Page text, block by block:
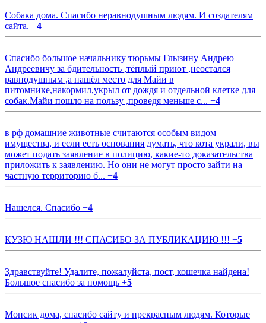
Собака дома. Спасибо неравнодушным людям. И создателям
сайта. +4
Спасибо большое начальнику тюрьмы Глызину Андрею
Андреевичу за бдительность ,тёплый приют ,неостался
равнодушным ,а нашёл место для Майи в
питомнике,накормил,укрыл от дождя и отдельной клетке для
собак.Майи пошло на пользу ,проведя меньше с... +4
в рф домашние животные считаются особым видом
имущества, и если есть основания думать, что кота украли, вы
может подать заявление в полицию, какие-то доказательства
приложить к заявлению. Но они не могут просто зайти на
частную территорию б... +4
Нашелся. Спасибо +4
КУЗЮ НАШЛИ !!! СПАСИБО ЗА ПУБЛИКАЦИЮ !!! +5
Здравствуйте! Удалите, пожалуйста, пост, кошечка найдена!
Большое спасибо за помощь +5
Мопсик дома, спасибо сайту и прекрасным людям. Которые